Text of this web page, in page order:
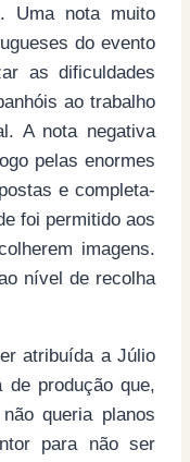
Uma nota muito
do evento
as dificuldades
ao trabalho
A nota negativa
pelas enormes
e completa-
foi permitido aos
imagens.
nível de recolha
atribuída a Júlio
produção que,
queria planos
para não ser